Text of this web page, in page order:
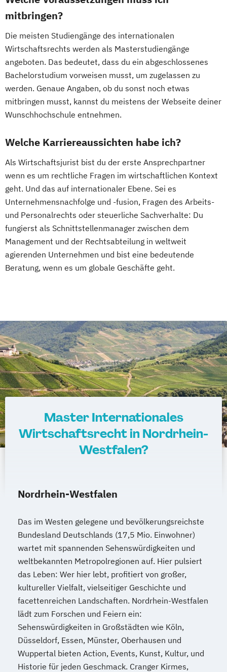
mitbringen?
Die meisten Studiengänge des internationalen
Wirtschaftsrechts werden als Masterstudiengänge
angeboten. Das bedeutet, dass du ein abgeschlossenes
Bachelorstudium vorweisen musst, um zugelassen zu
werden. Genaue Angaben, ob du sonst noch etwas
mitbringen musst, kannst du meistens der Webseite deiner
Wunschhochschule entnehmen.
Welche Karriereaussichten habe ich?
Als Wirtschaftsjurist bist du der erste Ansprechpartner
wenn es um rechtliche Fragen im wirtschaftlichen Kontext
geht. Und das auf internationaler Ebene. Sei es
Unternehmensnachfolge und -fusion, Fragen des Arbeits-
und Personalrechts oder steuerliche Sachverhalte: Du
fungierst als Schnittstellenmanager zwischen dem
Management und der Rechtsabteilung in weltweit
agierenden Unternehmen und bist eine bedeutende
Beratung, wenn es um globale Geschäfte geht.
Master Internationales
Wirtschaftsrecht in Nordrhein-
Westfalen?
Nordrhein-Westfalen
Das im Westen gelegene und bevölkerungsreichste
Bundesland Deutschlands (17,5 Mio. Einwohner)
wartet mit spannenden Sehenswürdigkeiten und
weltbekannten Metropolregionen auf. Hier pulsiert
das Leben: Wer hier lebt, profitiert von großer,
kultureller Vielfalt, vielseitiger Geschichte und
facettenreichen Landschaften. Nordrhein-Westfalen
lädt zum Forschen und Feiern ein:
Sehenswürdigkeiten in Großstädten wie Köln,
Düsseldorf, Essen, Münster, Oberhausen und
Wuppertal bieten Action, Events, Kunst, Kultur, und
Historie für jeden Geschmack. Cranger Kirmes,